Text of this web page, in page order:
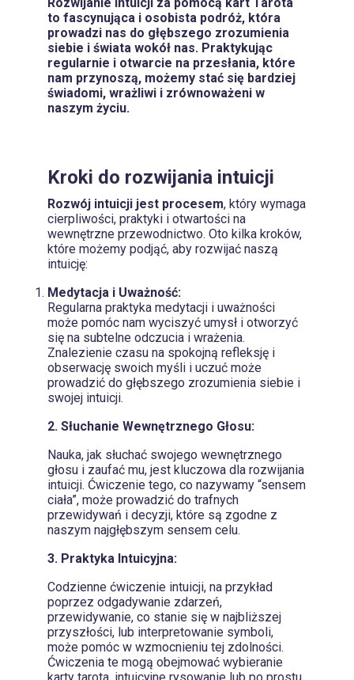
to fascynująca i osobista podróż, która
prowadzi nas do głębszego zrozumienia
siebie i świata wokół nas. Praktykując
regularnie i otwarcie na przesłania, które
nam przynoszą, możemy stać się bardziej
świadomi, wrażliwi i zrównoważeni w
naszym życiu.
Kroki do rozwijania intuicji
Rozwój intuicji jest procesem, który wymaga
cierpliwości, praktyki i otwartości na
wewnętrzne przewodnictwo. Oto kilka kroków,
które możemy podjąć, aby rozwijać naszą
intuicję:
Medytacja i Uważność:
Regularna praktyka medytacji i uważności
może pomóc nam wyciszyć umysł i otworzyć
się na subtelne odczucia i wrażenia.
Znalezienie czasu na spokojną refleksję i
obserwację swoich myśli i uczuć może
prowadzić do głębszego zrozumienia siebie i
swojej intuicji.
2. Słuchanie Wewnętrznego Głosu:
Nauka, jak słuchać swojego wewnętrznego
głosu i zaufać mu, jest kluczowa dla rozwijania
intuicji. Ćwiczenie tego, co nazywamy “sensem
ciała”, może prowadzić do trafnych
przewidywań i decyzji, które są zgodne z
naszym najgłębszym sensem celu.
3. Praktyka Intuicyjna:
Codzienne ćwiczenie intuicji, na przykład
poprzez odgadywanie zdarzeń,
przewidywanie, co stanie się w najbliższej
przyszłości, lub interpretowanie symboli,
może pomóc w wzmocnieniu tej zdolności.
Ćwiczenia te mogą obejmować wybieranie
karty tarota, intuicyjne rysowanie lub po prostu